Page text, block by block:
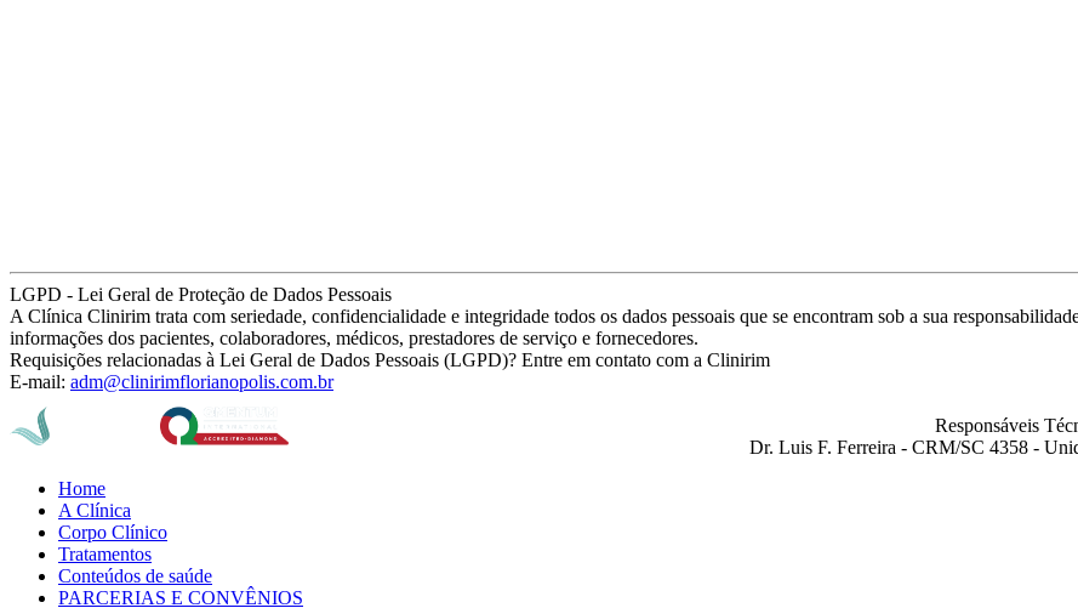
LGPD - Lei Geral de Proteção de Dados Pessoais
A Clínica Clinirim trata com seriedade, confidencialidade e integridade todos os dados pessoais que se encontram sob a sua
informações dos pacientes, colaboradores, médicos, prestadores de serviço e fornecedores.
Requisições relacionadas à Lei Geral de Dados Pessoais (LGPD)? Entre em contato com a Clinirim
E-mail: adm@clinirimflorianopolis.com.br
Responsáveis
Dr. Luis F. Ferreira - CRM/SC 4358 -
Home
A Clínica
Corpo Clínico
Tratamentos
Conteúdos de saúde
PARCERIAS E CONVÊNIOS